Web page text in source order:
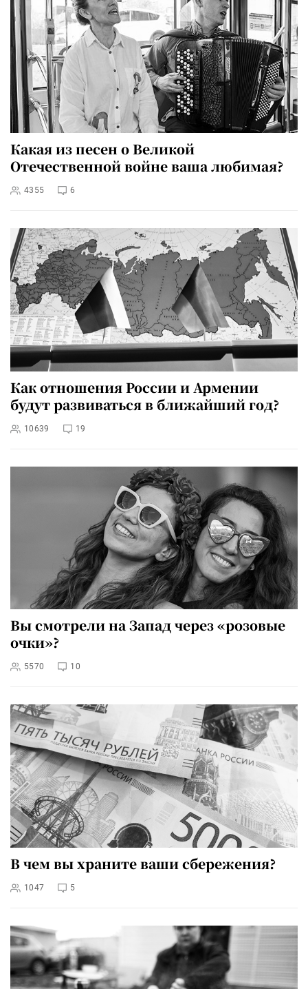
Какая из песен о Великой
Отечественной войне ваша любимая?
4355 6
Как отношения России и Армении
будут развиваться в ближайший год?
10639 19
Вы смотрели на Запад через «розовые
очки»?
5570 10
В чем вы храните ваши сбережения?
1047 5